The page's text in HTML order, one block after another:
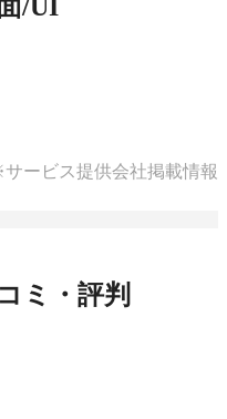
/UI
ービス提供会社掲載情報
ミ・評判